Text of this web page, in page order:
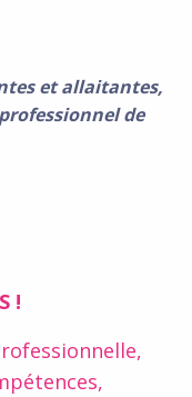
et allaitantes,
de
!